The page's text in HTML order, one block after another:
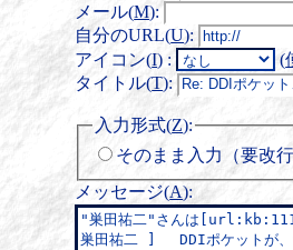
メール(M):
自分のURL(U):
アイコン(I) : (
タイトル(T):
入力形式(Z):
そのまま入力（要改行
メッセージ(A):